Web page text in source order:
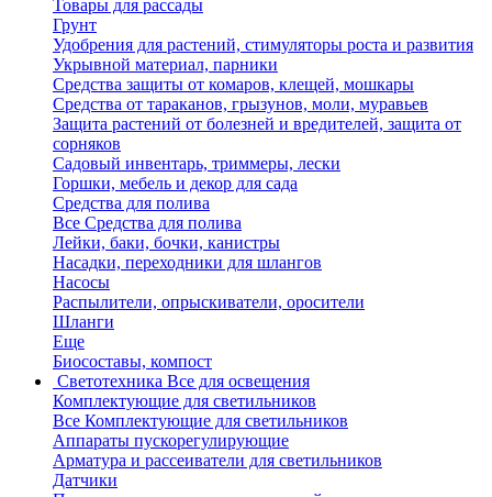
Товары для рассады
Грунт
Удобрения для растений, стимуляторы роста и развития
Укрывной материал, парники
Средства защиты от комаров, клещей, мошкары
Средства от тараканов, грызунов, моли, муравьев
Защита растений от болезней и вредителей, защита от
сорняков
Садовый инвентарь, триммеры, лески
Горшки, мебель и декор для сада
Средства для полива
Все Средства для полива
Лейки, баки, бочки, канистры
Насадки, переходники для шлангов
Насосы
Распылители, опрыскиватели, оросители
Шланги
Еще
Биосоставы, компост
Светотехника Все для освещения
Комплектующие для светильников
Все Комплектующие для светильников
Аппараты пускорегулирующие
Арматура и рассеиватели для светильников
Датчики